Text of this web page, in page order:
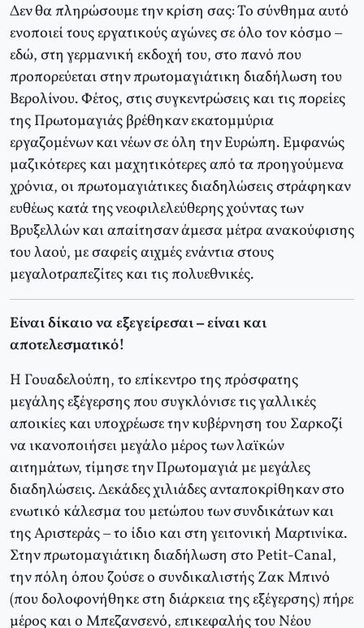
Δεν θα πληρώσουμε την κρίση σας: Το σύνθημα αυτό
ενοποιεί τους εργατικούς αγώνες σε όλο τον κόσμο –
εδώ, στη γερμανική εκδοχή του, στο πανό που
προπορεύεται στην πρωτομαγιάτικη διαδήλωση του
Βερολίνου. Φέτος, στις συγκεντρώσεις και τις πορείες
της Πρωτομαγιάς βρέθηκαν εκατομμύρια
εργαζομένων και νέων σε όλη την Ευρώπη. Εμφανώς
μαζικότερες και μαχητικότερες από τα προηγούμενα
χρόνια, οι πρωτομαγιάτικες διαδηλώσεις στράφηκαν
ευθέως κατά της νεοφιλελεύθερης χούντας των
Βρυξελλών και απαίτησαν άμεσα μέτρα ανακούφισης
του λαού, με σαφείς αιχμές ενάντια στους
μεγαλοτραπεζίτες και τις πολυεθνικές.
Είναι δίκαιο να εξεγείρεσαι – είναι και
αποτελεσματικό!
Η Γουαδελούπη, το επίκεντρο της πρόσφατης
μεγάλης εξέγερσης που συγκλόνισε τις γαλλικές
αποικίες και υποχρέωσε την κυβέρνηση του Σαρκοζί
να ικανοποιήσει μεγάλο μέρος των λαϊκών
αιτημάτων, τίμησε την Πρωτομαγιά με μεγάλες
διαδηλώσεις. Δεκάδες χιλιάδες ανταποκρίθηκαν στο
ενωτικό κάλεσμα του μετώπου των συνδικάτων και
της Αριστεράς – το ίδιο και στη γειτονική Μαρτινίκα.
Στην πρωτομαγιάτικη διαδήλωση στο Petit-Canal,
την πόλη όπου ζούσε ο συνδικαλιστής Ζακ Μπινό
(που δολοφονήθηκε στη διάρκεια της εξέγερσης) πήρε
μέρος και ο Μπεζανσενό, επικεφαλής του Νέου